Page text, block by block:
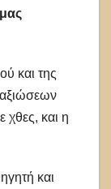
και της
χθες, και η
και